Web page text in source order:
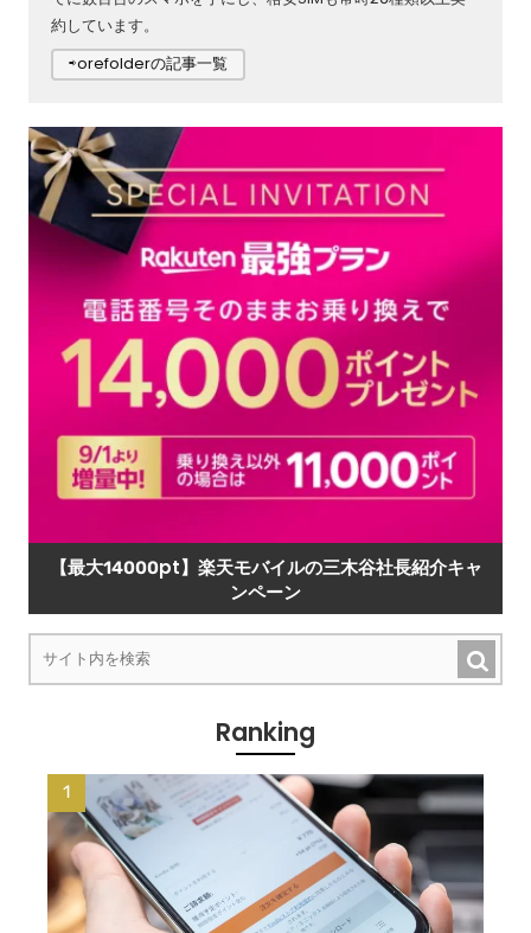
約しています。
⇨orefolderの記事一覧
【最大14000pt】楽天モバイルの三木谷社長紹介キャ
ンペーン
Ranking